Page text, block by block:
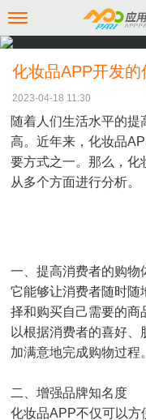
化妆品APP开发的
2023-04-18 11:30
随着人们生活水平的
高。近年来，化妆品
要方式之一。那么，化
从多个方面进行分析。
一、提高消费者的购物
它能够让消费者随时随
择和购买自己需要的商
以根据消费者的喜好
加满意地完成购物过程。
二、增强品牌知名度
化妆品APP不仅可以方